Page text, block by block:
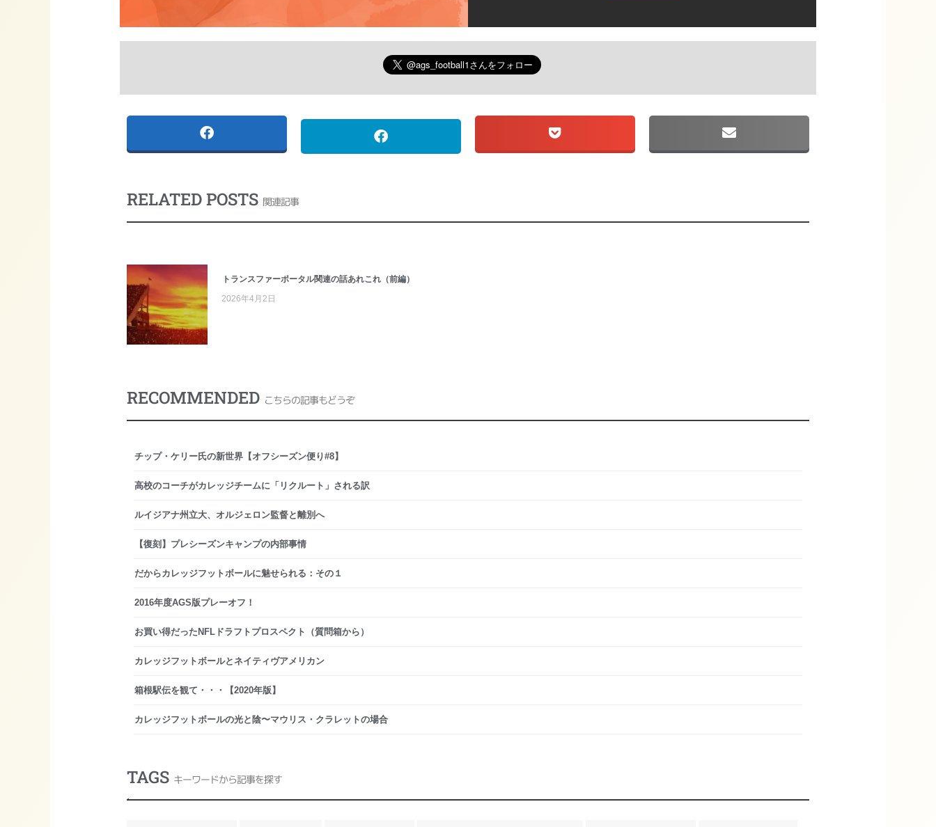
RELATED POSTS 関連記事
トランスファーポータル関連の話あれこれ（前編）
2026年4月2日
RECOMMENDED こちらの記事もどうぞ
チップ・ケリー氏の新世界【オフシーズン便り#8】
高校のコーチがカレッジチームに「リクルート」される訳
ルイジアナ州立大、オルジェロン監督と離別へ
【復刻】プレシーズンキャンプの内部事情
だからカレッジフットボールに魅せられる：その１
2016年度AGS版プレーオフ！
お買い得だったNFLドラフトプロスペクト（質問箱から）
カレッジフットボールとネイティヴアメリカン
箱根駅伝を観て・・・【2020年版】
カレッジフットボールの光と陰〜マウリス・クラレットの場合
TAGS キーワードから記事を探す
.